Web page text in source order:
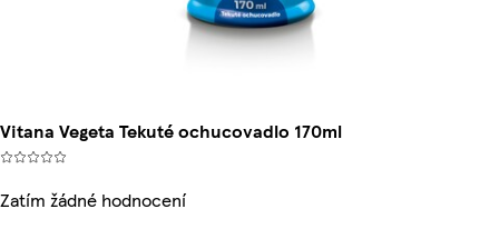
Vitana Vegeta Tekuté ochucovadlo 170ml
Zatím žádné hodnocení